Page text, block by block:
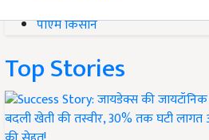
पीएम किसान
Top Stories